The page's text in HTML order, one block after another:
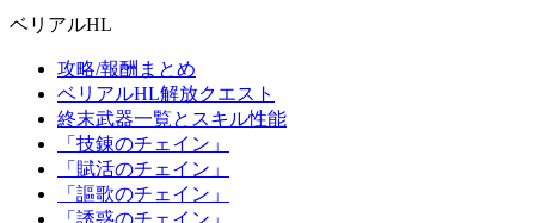
ベリアルHL
攻略/報酬まとめ
ベリアルHL解放クエスト
終末武器一覧とスキル性能
「技錬のチェイン」
「賦活のチェイン」
「謳歌のチェイン」
「誘惑のチェイン」